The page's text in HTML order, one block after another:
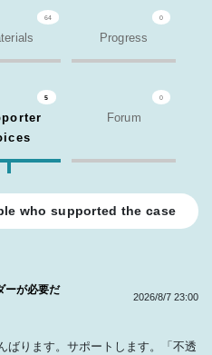
64 0
Progress
5 0
Forum
who supported the case
ーが必要だ
ばります。サポートします。「不透
2026/8/7 23:00